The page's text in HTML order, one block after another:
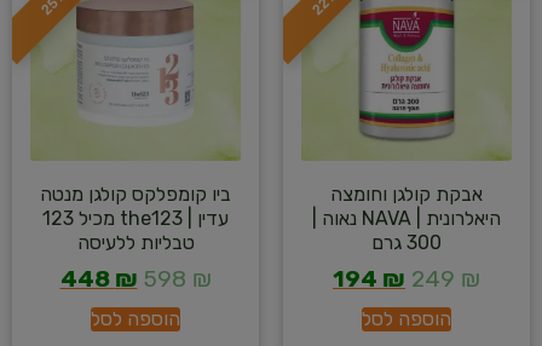
אבקת קולגן וחומצה
היאלרונית | NAVA נאוה |
300 גרם
249 ₪
194 ₪
הוספה לסל
ביו קומפלקס קולגן מנטה
עדין | the123 מכיל 123
טבליות ללעיסה
598 ₪
448 ₪
הוספה לסל